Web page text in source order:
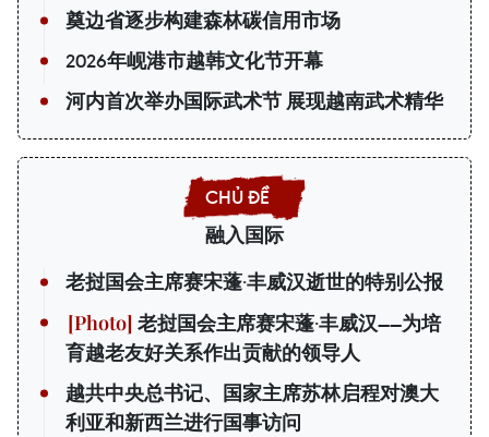
奠边省逐步构建森林碳信用市场
2026年岘港市越韩文化节开幕
河内首次举办国际武术节 展现越南武术精华
融入国际
老挝国会主席赛宋蓬·丰威汉逝世的特别公报
老挝国会主席赛宋蓬·丰威汉——为培
育越老友好关系作出贡献的领导人
越共中央总书记、国家主席苏林启程对澳大
利亚和新西兰进行国事访问